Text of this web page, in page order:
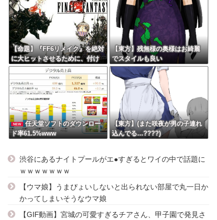
【命題】『FF6リメイク』を絶対
に大ヒットさせるために、付け
加えるべき要素
【東方】残無様の奥様はお綺麗
でスタイルも良い
NEW
任天堂ソフトのダウンロー
ド率61.5%www
【東方】(また咲夜が男の子連れ
込んでる…????)
渋谷にあるナイトプールがエ●すぎるとワイの中で話題に
ｗｗｗｗｗｗｗ
【ウマ娘】うまぴょいしないと出られない部屋で丸一日か
かってしまいそうなウマ娘
【GIF動画】宮城の可愛すぎるチアさん、甲子園で発見さ